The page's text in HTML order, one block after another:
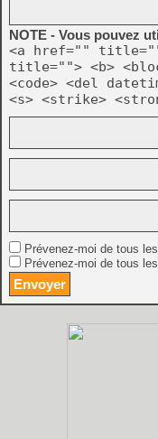
NOTE - Vous pouvez
<a href=""
title=""> <b>
<code> <del
<s> <strike>
Prévenez-moi de tous
Prévenez-moi de tous